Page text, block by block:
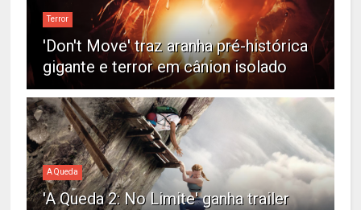
Terror
'Don't Move' traz aranha pré-histórica
gigante e terror em cânion isolado
A Queda
'A Queda 2: No Limite' ganha trailer